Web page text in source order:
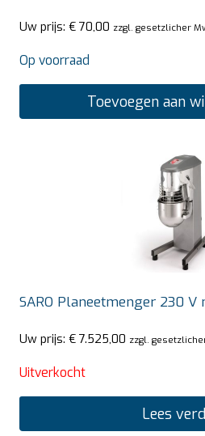
Uw prijs: € 70,00 zzgl. gesetzlicher
Op voorraad
Toevoegen aan
SARO Planeetmenger 230 V
Uw prijs: € 7.525,00 zzgl.
Uitverkocht
Lees